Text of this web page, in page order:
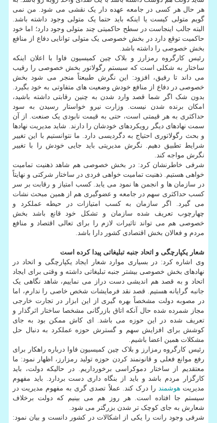
هر حال هر کسی در جامعه عهده دار یک نقشی می شود. من نمی
گویم متولی کیست یا اینکه باید حتما یک متولی وجود داشته باشد.
البته جالب اینجاست در سطح حاکمیتی چند متولی وجود دارد؛ اما خود
حاکمیت توقع دارد در بخش خصوصی یک متولی توانایی دفاع از منافع
بخش خصوصی را داشته باشد.
رئیس کارگروه رمزارز و بلاک چین کمیسیون فاوا با اعلان اینکه
ساختار به شکلی است که سیستم رگولاتور بخش خصوصی را رقیب
می داند تا رفیق، افزود: این نگرش طبیعتاً منجر می شود بخش
خصوصی در دفاع از منافع خودش وضعیت های متفاوتی به خود بگیرد.
بدون شک اگر شما قصد وارد شدن به چنین رقابتی داشته باشید،
امکان برنده شدن نیست. وزارت نیرو خواستار رسیدن به سود
حداکثری به هر قیمتی است، حتی به قیمت نابودی یک صنعت. از آن
سمت نهادهای دیگر رویکردهای خودشان را دارند. شاید مدیریت نهادها
و بحث رگولاتوری احتیاج به دگردیسی دارد. ما نتوانستیم با این تغییر
شرایط تطبیق دهیم. نگرش مدیریتی باید جایی خودش را با تغییر
نگرش مواجه کند.
شرفی خاطرنشان کرد: در بخش خصوصی هم شاهد ذهنیت تمامیت
خواهی هستیم. ذهنیت تمامیت خواهی فردی در ساختار شرکتی و نهایتاً
در سازمان ها و انجمن ها نمود می یابد. کسب امتیاز و رقابت بر سر
کسب حداکثری سهم در جامعه و عضوگیری هم از همین مبحث نشات
می گیرد. اگر سازمان به کسب امتیازات در حیطه عملکرد و
چهارچوب تعریف شده سازمان و تشکل خود قانع باشد بخش
خصوصی هم می تواند تاثیرات لازم را برای تعالی اقتصاد و منافع
مردم و فعالان بخش اقتصادی کشور دارا باشد.
شعار یکپارچگی و اتحاد جنبه تبلیغاتی پیدا کرده است
وی اشاره کرد: در بسیاری موارد شعار ایجاد یکپارچگی و اتحاد در
نهادهای بخش خصوصی بیشتر جنبه تبلیغاتی داشته و وقتی برای ایجاد
اتحاد و به قصد هم اندیشی دست دراز می نماییم، شاهد نگاهی یک
جانبه گرایانه هستیم. قصد نقد فرمایشات شخص خاصی را ندارم، اما
در مصوبه دولت مشخصاً بهره گیری از این ابزار در تجارت خارجی
مجاز شمرده شده حال آنکه اتاق بازرگانی مشخصا ساختار اثرگذار و
تعریف شده در این حوزه می باشد. ای کاش ممکن بود به جای
کوشش برای افزایش سهم و گسترش حوزه عملکرد به دنبال حل
مشکلات همین اعضا باشیم.
رئیس کارگروه رمزارز و بلاک چین کمیسیون فاوا درباره راهکار برای
رفع موانع فعلی و قانونمند کردن حوزه تولید رمزارز، اظهار نمود: ما
معتقدیم از ساختار دموکراسی برخورداریم. در حالیکه دولت، باید
کارگزار مردم باشد و باید از بنگاه داری دست بردارد. باید مفهوم
مدیریتهوشمند را درک کند. عملاً تصدی گری به مفهوم مدیریت در
سیستم جا افتاده است. هر روز هم می بینیم که دولت برخلاف
شعارش به جای کوچک تر شدن بزرگتر می شود.
شرفی وجود رانت را یکی از اشکالات در کشور دانست و بیان نمود: